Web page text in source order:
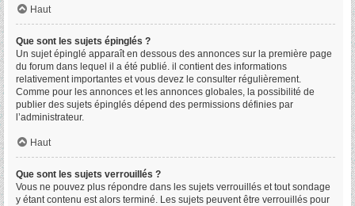
Haut
Que sont les sujets épinglés ?
Un sujet épinglé apparaît en dessous des annonces sur la première page
du forum dans lequel il a été publié. il contient des informations
relativement importantes et vous devez le consulter régulièrement.
Comme pour les annonces et les annonces globales, la possibilité de
publier des sujets épinglés dépend des permissions définies par
l’administrateur.
Haut
Que sont les sujets verrouillés ?
Vous ne pouvez plus répondre dans les sujets verrouillés et tout sondage
y étant contenu est alors terminé. Les sujets peuvent être verrouillés pour